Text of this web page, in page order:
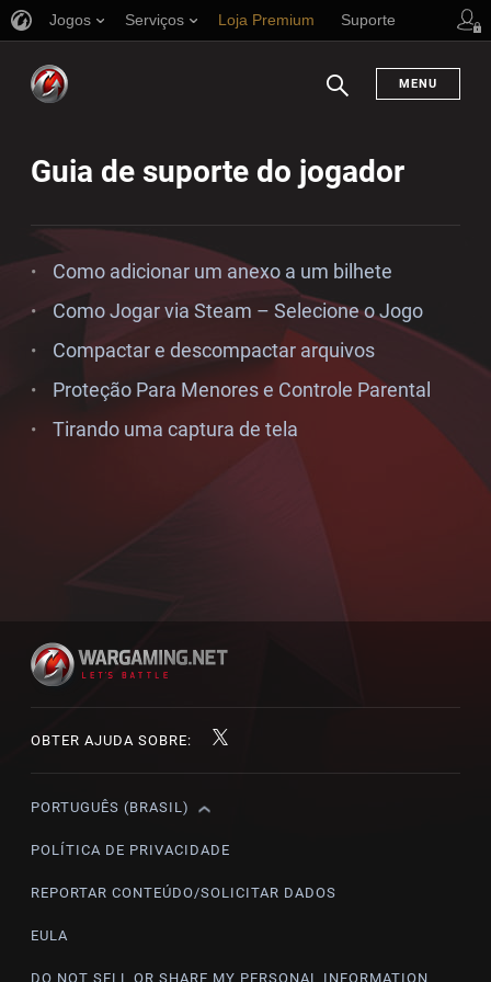
Jogos Serviços Loja Premium Suporte
MENU
Guia de suporte do jogador
Como adicionar um anexo a um bilhete
Como Jogar via Steam – Selecione o Jogo
Compactar e descompactar arquivos
Proteção Para Menores e Controle Parental
Tirando uma captura de tela
OBTER AJUDA SOBRE:
English
Čeština
PORTUGUÊS (BRASIL)
POLÍTICA DE PRIVACIDADE
REPORTAR CONTEÚDO/SOLICITAR DADOS
EULA
DO NOT SELL OR SHARE MY PERSONAL INFORMATION